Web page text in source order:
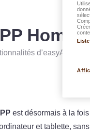
Home
d’easyAPP sur
est désormais à la
et tablette,